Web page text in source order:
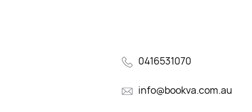
0416531070
info@bookva.com.au